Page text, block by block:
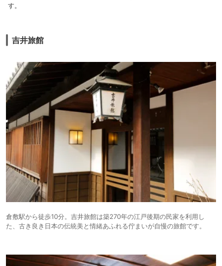
す。
吉井旅館
倉敷駅から徒歩10分。吉井旅館は築270年の江戸後期の民家を利用し
た、古き良き日本の伝統美と情緒あふれる佇まいが自慢の旅館です。